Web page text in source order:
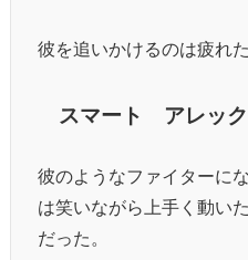
彼を追いかけるのは疲れ
スマート アレッ
彼のようなファイターに
は笑いながら上手く動い
だった。